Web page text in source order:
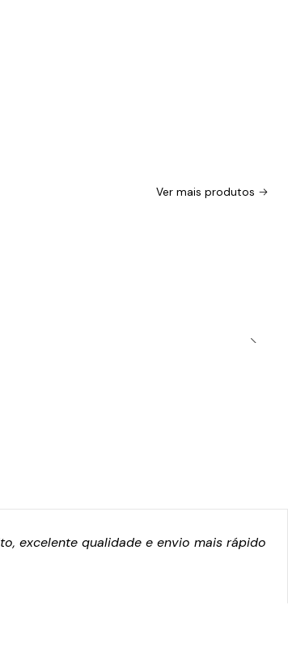
Ver mais produtos
excelente qualidade e envio mais rápido